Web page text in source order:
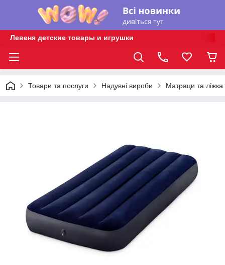
Левеня детские товары и игрушки
Товари та послуги Надувні вироби Матраци та